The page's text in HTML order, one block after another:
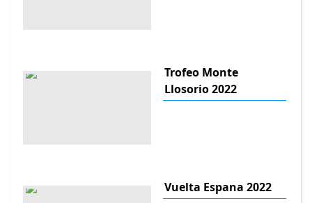
Trofeo Monte
Llosorio 2022
Vuelta Espana 2022